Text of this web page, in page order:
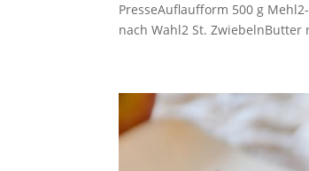
PresseAuflaufform 500 g
nach Wahl2 St. ZwiebelnButter